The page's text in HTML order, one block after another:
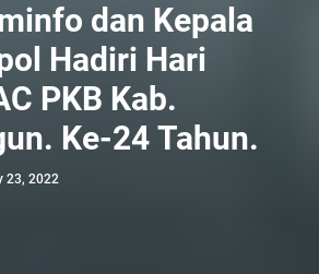
dan Kepala
Hadiri Hari
PKB Kab.
Ke-24 Tahun.
23, 2022